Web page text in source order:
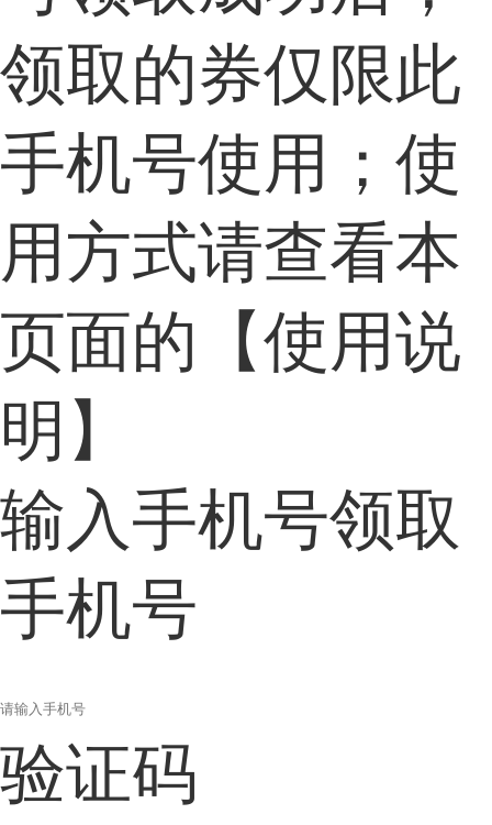
领取的券仅限此
手机号使用；使
用方式请查看本
页面的【使用说
明】
输入手机号领取
手机号
验证码